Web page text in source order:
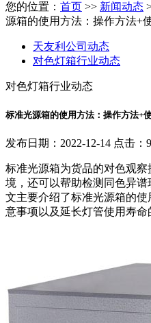
您的位置： 首页 >> 新闻动态
源箱的使用方法：操作方法+
天友利公司动态
对色灯箱行业动态
对色灯箱行业动态
标准光源箱的使用方法：操作方法+
发布日期：2022-12-14 点击：
标准光源箱为货品的对色观
境，还可以帮助检测同色异
文主要介绍了标准光源箱的
意事项以及延长灯管使用寿命